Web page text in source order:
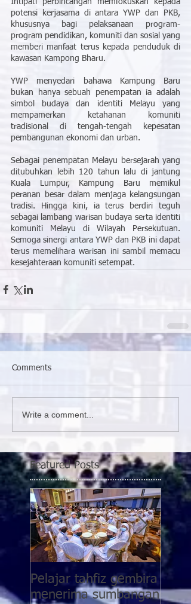
Intipati perbincangan memfokuskan kepada
potensi kerjasama di antara YWP dan PKB,
khususnya bagi pelaksanaan program-
program pendidikan, komuniti dan sosial yang
memberi manfaat terus kepada penduduk di
kawasan Kampong Bharu.
YWP menyedari bahawa Kampung Baru
bukan hanya sebuah penempatan ia adalah
simbol budaya dan identiti Melayu yang
mempamerkan ketahanan komuniti
tradisional di tengah-tengah kepesatan
pembangunan ekonomi dan urban.
Sebagai penempatan Melayu bersejarah yang
ditubuhkan lebih 120 tahun lalu di jantung
Kuala Lumpur, Kampung Baru memikul
peranan besar dalam menjaga kelangsungan
tradisi. Hingga kini, ia terus berdiri teguh
sebagai lambang warisan budaya serta identiti
komuniti Melayu di Wilayah Persekutuan.
Semoga sinergi antara YWP dan PKB ini dapat
terus memelihara warisan ini sambil memacu
kesejahteraan komuniti setempat.
Comments
Write a comment...
Featured Posts
Pelajar tahfiz gembira
menerima sumbangan